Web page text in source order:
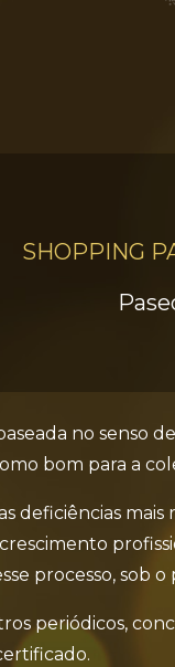
SHOPPING
no
bom para a
deficiências
processo, sob
periódicos,